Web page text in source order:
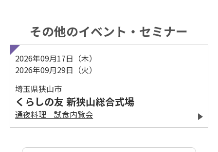
その他のイベント・セミナー
2026年09月17日（木）
2026年09月29日（火）
埼玉県狭山市
くらしの友 新狭山総合式場
通夜料理 試食内覧会